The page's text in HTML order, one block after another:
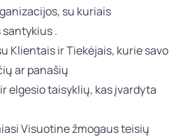
su kuriais
.
Klientais ir Tiekėjais, kurie savo
ar panašių
elgesio taisyklių, kas įvardyta
Visuotine žmogaus teisių